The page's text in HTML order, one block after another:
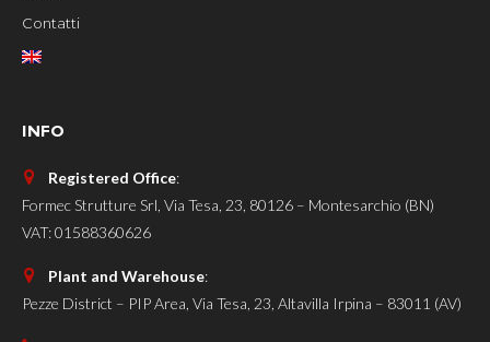
Contatti
INFO
Registered Office:
Formec Strutture Srl, Via Tesa, 23, 80126 – Montesarchio (BN)
VAT: 01588360626
Plant and Warehouse:
Pezze District – PIP Area, Via Tesa, 23, Altavilla Irpina – 83011 (AV)